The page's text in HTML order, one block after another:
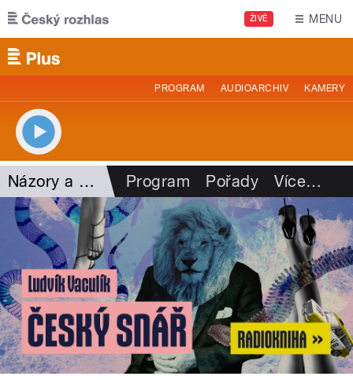
Přejít k hlavnímu obsahu
ŽIVĚ MENU
PROGRAM AUDIOARCHIV KAMERY
Názory a argumenty Program Pořady Více…